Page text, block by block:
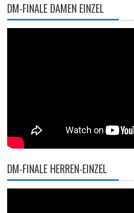
DM-FINALE DAMEN EINZEL
DM-FINALE HERREN-EINZEL